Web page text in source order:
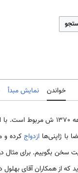
خواندن نمایش مبدأ
در اواخر دهه 1360 و دهه
با ژاپنی‌ها ازدواجکرده و
سخن بگوییم. برای
که از همکاران آقای